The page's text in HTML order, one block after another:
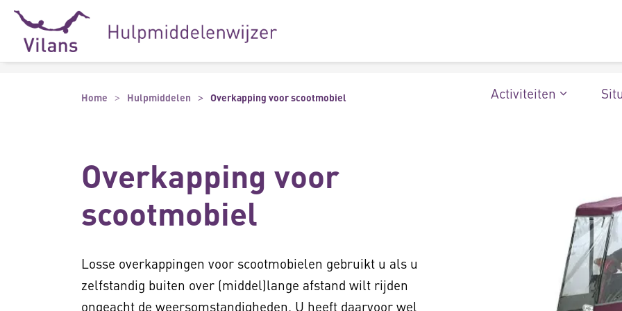
Naar hoofdinhoud
Naar footer
Activiteiten
Home Hulpmiddelen Overkapping voor scootmobiel
Overkapping voor
scootmobiel
Losse overkappingen voor scootmobielen gebruikt u als u
zelfstandig buiten over (middel)lange afstand wilt rijden
ongeacht de weersomstandigheden. U heeft daarvoor wel